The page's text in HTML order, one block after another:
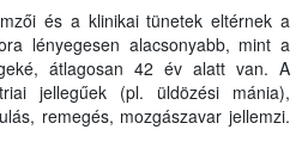
és a klinikai tünetek eltérnek a
lényegesen alacsonyabb, mint a
átlagosan 42 év alatt van. A
jellegűek (pl. üldözési mánia),
remegés, mozgászavar jellemzi.